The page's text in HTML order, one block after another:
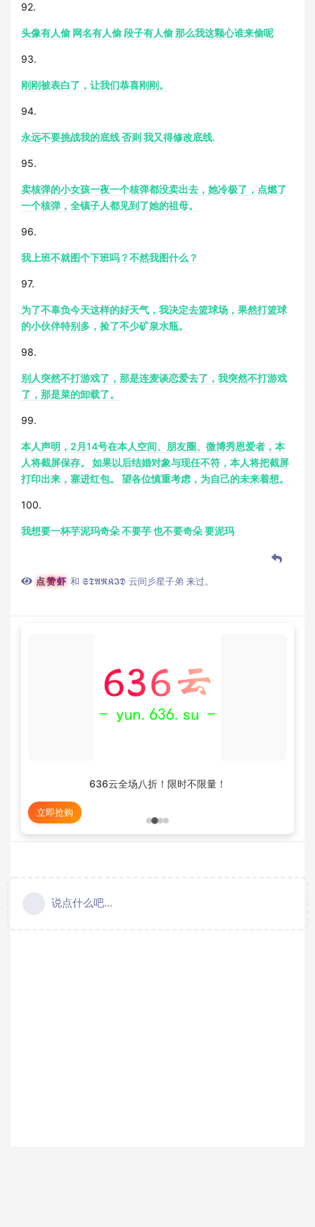
92.
头像有人偷 网名有人偷 段子有人偷 那么我这颗心谁来偷呢
93.
刚刚被表白了，让我们恭喜刚刚。
94.
永远不要挑战我的底线 否则 我又得修改底线.
95.
卖核弹的小女孩一夜一个核弹都没卖出去，她冷极了，点燃了
一个核弹，全镇子人都见到了她的祖母。
96.
我上班不就图个下班吗？不然我图什么？
97.
为了不辜负今天这样的好天气，我决定去篮球场，果然打篮球
的小伙伴特别多，捡了不少矿泉水瓶。
98.
别人突然不打游戏了，那是连麦谈恋爱去了，我突然不打游戏
了，那是菜的卸载了。
99.
本人声明，2月14号在本人空间、朋友圈、微博秀恩爱者，本
人将截屏保存。 如果以后结婚对象与现任不符，本人将把截屏
打印出来，塞进红包。 望各位慎重考虑，为自己的未来着想。
100.
我想要一杯芋泥玛奇朵 不要芋 也不要奇朵 要泥玛
点赞虾 和 𝕾𝕿𝕬𝕽𝕶𝕴𝕯 云间彡星子弟 来过。
636云全场八折！限时不限量！
立即抢购
说点什么吧...